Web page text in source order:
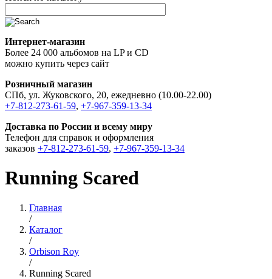
Интернет-магазин
Более 24 000 альбомов на LP и CD
можно купить через сайт
Розничный магазин
СПб, ул. Жуковского, 20, ежедневно (10.00-22.00)
+7-812-273-61-59, +7-967-359-13-34
Доставка по России и всему миру
Телефон для справок и оформления
заказов +7-812-273-61-59, +7-967-359-13-34
Running Scared
Главная
/
Каталог
/
Orbison Roy
/
Running Scared